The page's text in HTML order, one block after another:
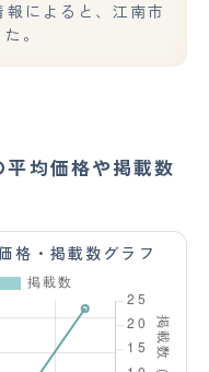
によると、江南市
。
均価格や掲載数
格・掲載数グラフ